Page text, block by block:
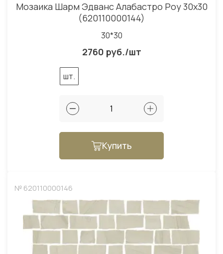
Мозаика Шарм Эдванс Алабастро Роу 30x30
(620110000144)
30*30
2760 руб./шт
шт.
Купить
№ 620110000146